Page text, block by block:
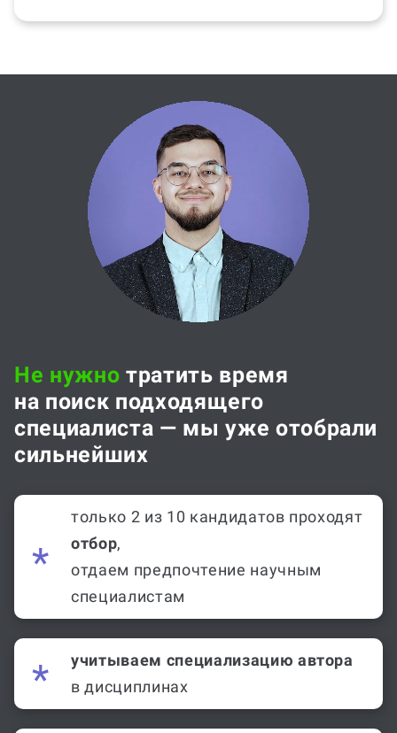
Не нужно тратить время
на поиск подходящего
специалиста — мы уже отобрали
сильнейших
только 2 из 10 кандидатов проходят
отбор,
отдаем предпочтение научным
специалистам
учитываем специализацию автора
в дисциплинах